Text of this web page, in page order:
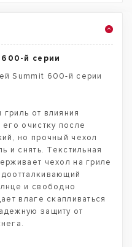
й серии
Summit 600-й серии
от влияния
очистку после
но прочный чехол
и снять. Текстильная
чехол на гриле
и свободно
влаге скапливаться
защиту от